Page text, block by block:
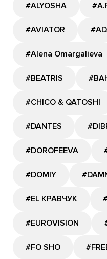
#ALYOSHA
#AVIATOR
#Alena Omargalieva
#BEATRIS
#CHICO & QATOSHI
#DANTES
#DOROFEEVA
#DOMIY
#EL КРАВЧУК
#EUROVISION
#FO SHO